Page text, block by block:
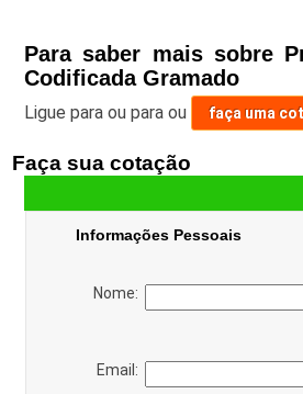
Para saber mais sobre
Codificada Gramado
Ligue para ou para ou faça uma
Faça sua cotação
Informações Pessoais
Nome:
Email: